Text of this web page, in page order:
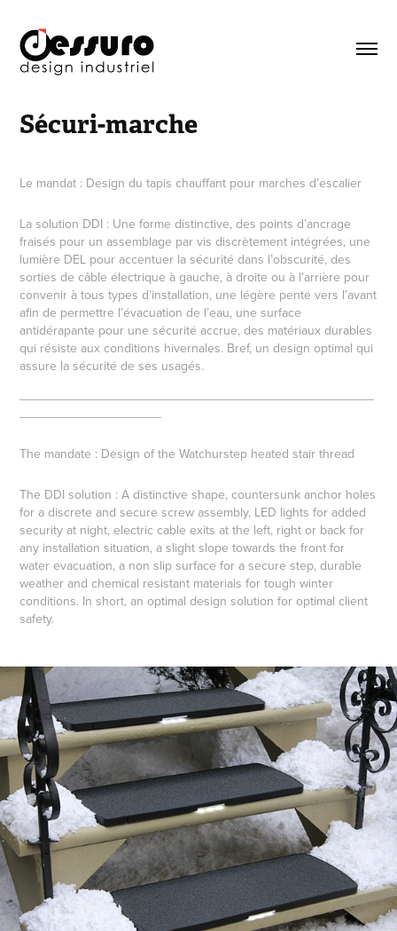
Sécuri-marche
Le mandat : Design du tapis chauffant pour marches d’escalier
La solution DDI : Une forme distinctive, des points d’ancrage
fraisés pour un assemblage par vis discrètement intégrées, une
lumière DEL pour accentuer la sécurité dans l’obscurité, des
sorties de câble électrique à gauche, à droite ou à l’arrière pour
convenir à tous types d’installation, une légère pente vers l’avant
afin de permettre l’évacuation de l’eau, une surface
antidérapante pour une sécurité accrue, des matériaux durables
qui résiste aux conditions hivernales. Bref, un design optimal qui
assure la sécurité de ses usagés.
The mandate : Design of the Watchurstep heated stair thread
The DDI solution : A distinctive shape, countersunk anchor holes
for a discrete and secure screw assembly, LED lights for added
security at night, electric cable exits at the left, right or back for
any installation situation, a slight slope towards the front for
water evacuation, a non slip surface for a secure step, durable
weather and chemical resistant materials for tough winter
conditions. In short, an optimal design solution for optimal client
safety.